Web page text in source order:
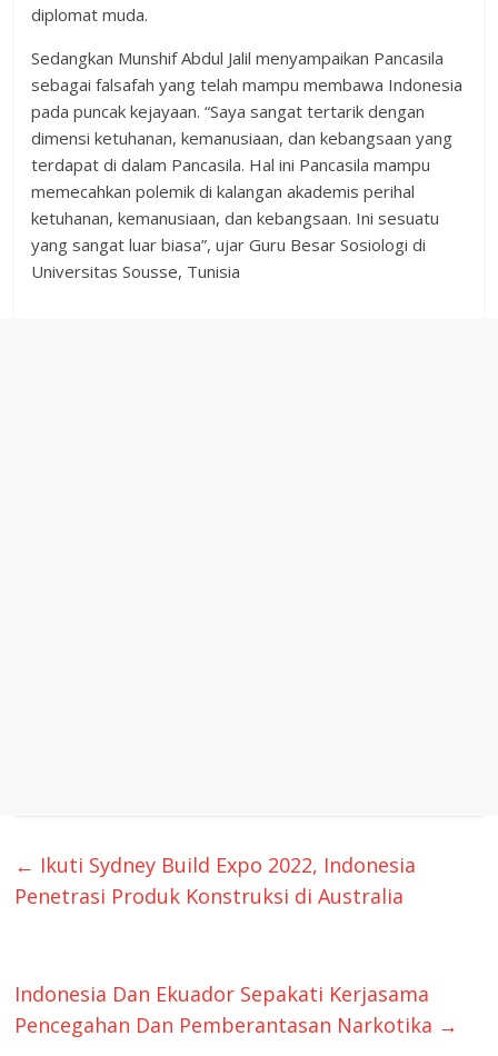
diplomat muda.
Sedangkan Munshif Abdul Jalil menyampaikan Pancasila
sebagai falsafah yang telah mampu membawa Indonesia
pada puncak kejayaan. “Saya sangat tertarik dengan
dimensi ketuhanan, kemanusiaan, dan kebangsaan yang
terdapat di dalam Pancasila. Hal ini Pancasila mampu
memecahkan polemik di kalangan akademis perihal
ketuhanan, kemanusiaan, dan kebangsaan. Ini sesuatu
yang sangat luar biasa”, ujar Guru Besar Sosiologi di
Universitas Sousse, Tunisia
← Ikuti Sydney Build Expo 2022, Indonesia
Penetrasi Produk Konstruksi di Australia
Indonesia Dan Ekuador Sepakati Kerjasama
Pencegahan Dan Pemberantasan Narkotika →